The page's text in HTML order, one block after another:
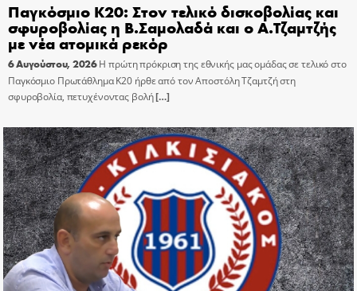
Παγκόσμιο Κ20: Στον τελικό δισκοβολίας και
σφυροβολίας η Β.Σαμολαδά και ο Α.Τζαμτζής
με νέα ατομικά ρεκόρ
6 Αυγούστου, 2026 Η πρώτη πρόκριση της εθνικής μας ομάδας σε τελικό στο
Παγκόσμιο Πρωτάθλημα Κ20 ήρθε από τον Αποστόλη Τζαμτζή στη
σφυροβολία, πετυχένοντας βολή[…]